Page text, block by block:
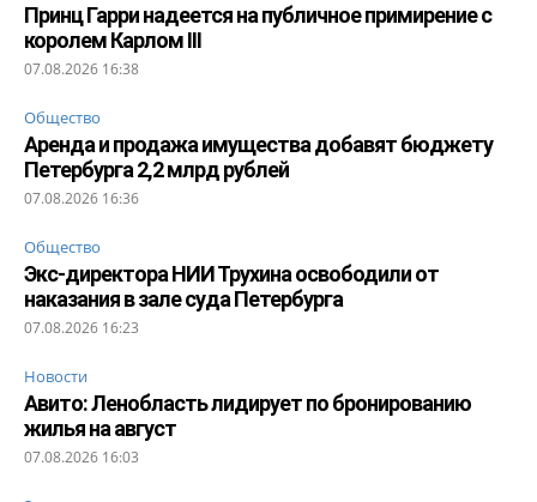
Принц Гарри надеется на публичное примирение с
королем Карлом III
07.08.2026 16:38
Общество
Аренда и продажа имущества добавят бюджету
Петербурга 2,2 млрд рублей
07.08.2026 16:36
Общество
Экс-директора НИИ Трухина освободили от
наказания в зале суда Петербурга
07.08.2026 16:23
Новости
Авито: Ленобласть лидирует по бронированию
жилья на август
07.08.2026 16:03